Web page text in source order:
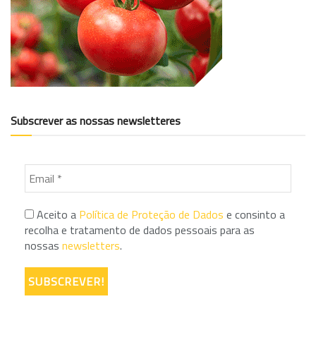
Subscrever as nossas newsletteres
Aceito a Política de Proteção de Dados e consinto a
recolha e tratamento de dados pessoais para as
nossas newsletters.